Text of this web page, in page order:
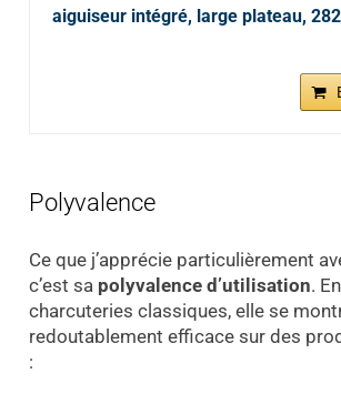
aiguiseur intégré, large plateau,
Polyvalence
Ce que j’apprécie particulièrement
c’est sa polyvalence d’utilisation.
charcuteries classiques, elle se
redoutablement efficace sur des
: